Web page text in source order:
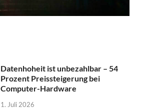
Datenhoheit ist unbezahlbar – 54
Prozent Preissteigerung bei
Computer-Hardware
1. Juli 2026